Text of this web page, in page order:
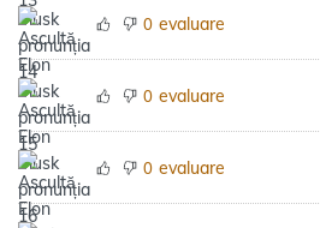
0 evaluare
0 evaluare
0 evaluare